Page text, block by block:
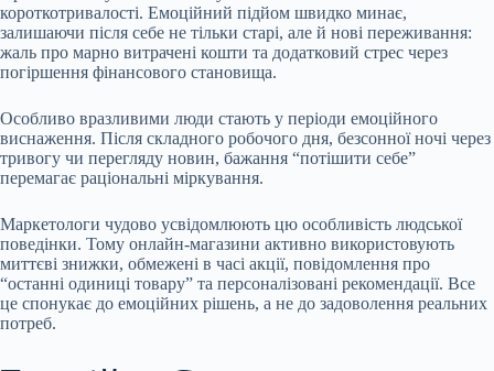
короткотривалості. Емоційний підйом швидко минає,
залишаючи після себе не тільки старі, але й нові переживання:
жаль про марно витрачені кошти та додатковий стрес через
погіршення фінансового становища.
Особливо вразливими люди стають у періоди емоційного
виснаження. Після складного робочого дня, безсонної ночі через
тривогу чи перегляду новин, бажання “потішити себе”
перемагає раціональні міркування.
Маркетологи чудово усвідомлюють цю особливість людської
поведінки. Тому онлайн-магазини активно використовують
миттєві знижки, обмежені в часі акції, повідомлення про
“останні одиниці товару” та персоналізовані рекомендації. Все
це спонукає до емоційних рішень, а не до задоволення реальних
потреб.